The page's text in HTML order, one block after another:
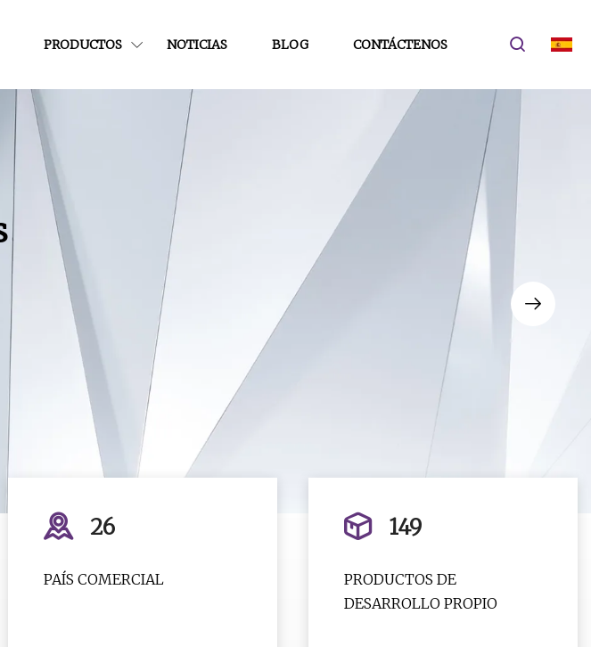
PRODUCTOS NOTICIAS BLOG CONTÁCTENOS
26
PAÍS COMERCIAL
149
PRODUCTOS DE
DESARROLLO PROPIO